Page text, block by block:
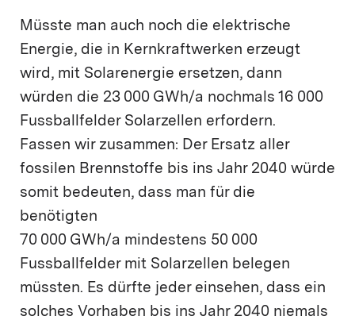
Müsste man auch noch die elektrische
Energie, die in Kernkraftwerken erzeugt
wird, mit Solarenergie ersetzen, dann
würden die 23 000 GWh/a nochmals 16 000
Fussballfelder Solarzellen erfordern.
Fassen wir zusammen: Der Ersatz aller
fossilen Brennstoffe bis ins Jahr 2040 würde
somit bedeuten, dass man für die
benötigten
70 000 GWh/a mindestens 50 000
Fussballfelder mit Solarzellen belegen
müssten. Es dürfte jeder einsehen, dass ein
solches Vorhaben bis ins Jahr 2040 niemals